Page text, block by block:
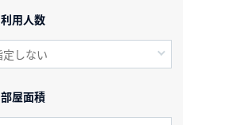
利用人数
部屋面積